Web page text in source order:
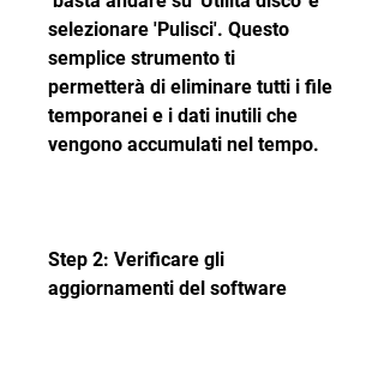
selezionare 'Pulisci'. Questo
semplice strumento ti
permetterà di eliminare tutti i file
temporanei e i dati inutili che
vengono accumulati nel tempo.
Step 2: Verificare gli
aggiornamenti del software